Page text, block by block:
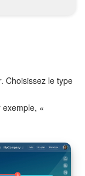
. Choisissez le type
«